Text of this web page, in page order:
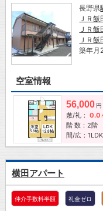
長野県
ＪＲ飯
ＪＲ飯
ＪＲ飯
築年月
空室情報
56,000 円
敷/礼： 0.0
階 数：2階
間/広：
横田アパート
仲介手数料半額 礼金ゼロ